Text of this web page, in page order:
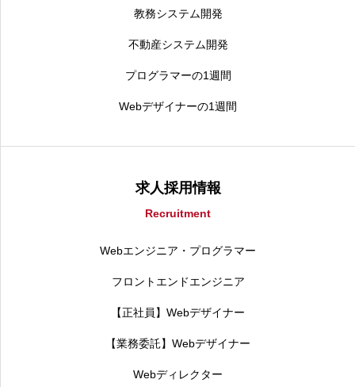
教務システム開発
不動産システム開発
プログラマーの1週間
Webデザイナーの1週間
求人採用情報
Recruitment
Webエンジニア・プログラマー
フロントエンドエンジニア
【正社員】Webデザイナー
【業務委託】Webデザイナー
Webディレクター